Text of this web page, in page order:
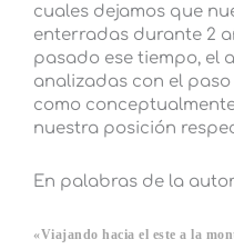
cuales dejamos que
enterradas durante 2
pasado ese tiempo, el
analizadas con el
como
nuestra posición
En palabras de la
«Viajando hacia el este a la